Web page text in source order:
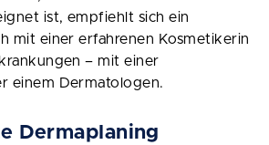
ist, empfiehlt sich ein
mit einer erfahrenen Kosmetikerin
– mit einer
einem Dermatologen.
Dermaplaning